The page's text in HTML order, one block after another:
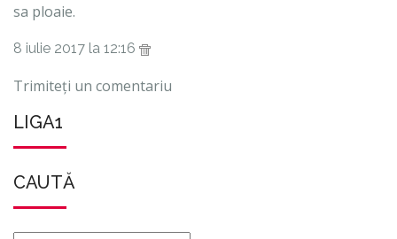
sa ploaie.
8 iulie 2017 la 12:16
Trimiteți un comentariu
LIGA1
CAUTĂ